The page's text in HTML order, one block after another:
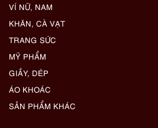
VÍ NỮ, NAM
KHĂN, CÀ VẠT
TRANG SỨC
MỸ PHẨM
GIẦY, DÉP
ÁO KHOÁC
SẢN PHẨM KHÁC